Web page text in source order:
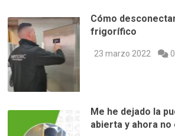
Cómo
frigorífico
23 marzo 2022 0
Me he dejado la
abierta y ahora